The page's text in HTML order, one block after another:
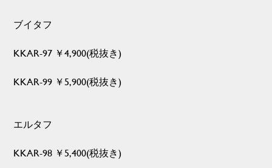
ブイタフ
KKAR-97 ￥4,900(税抜き)
KKAR-99 ￥5,900(税抜き)
エルタフ
KKAR-98 ￥5,400(税抜き)